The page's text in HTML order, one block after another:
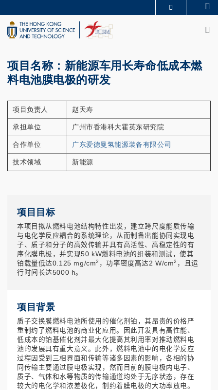
to
main
content
UNIVERSITY NEWS
LIFE@HKUST
项目名称：新能源车用长寿命低成本燃
料电池膜电极的研发
项目负责人 赵天寿
承担单位 广州市香港科大霍英东研究院
合作单位 广东爱德曼氢能源装备有限公司
技术领域 新能源
项目目标
本项目拟从燃料电池结构特性出发，建立跨尺度能质传输
与电化学反应耦合的系统理论，从而制备出能协同实现电
子、质子和分子的高效传输并具有高活性、高稳定性的有
序化膜电极，并实现50 kW燃料电池的组装和测试，使其
铂载量低达0.125 mg/cm2 ，功率密度高达2 W/cm2 ，且运
行时间长达5000 h。
项目背景
质子交换膜燃料电池所使用的催化剂铂，其昂贵的价格严
重制约了燃料电池的商业化应用。因此开发具有高性能、
低成本的铂基催化剂并最大化提高其利用率对推动燃料电
池的发展具有重大意义。此外，燃料电池中的电化学反应
过程因受到三相界面和传输等诸多因素的影响，各相的协
同传输主要通过膜电极实现，然而目前的膜电极内电子、
质子、气体和水等物质的传输通道均处于无序状态，存在
较大的电化学和浓差极化，制约着膜电极的大功率放电。